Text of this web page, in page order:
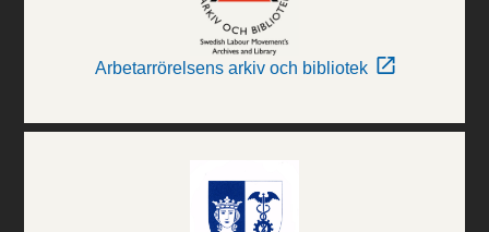
Arbetarrörelsens arkiv och bibliotek